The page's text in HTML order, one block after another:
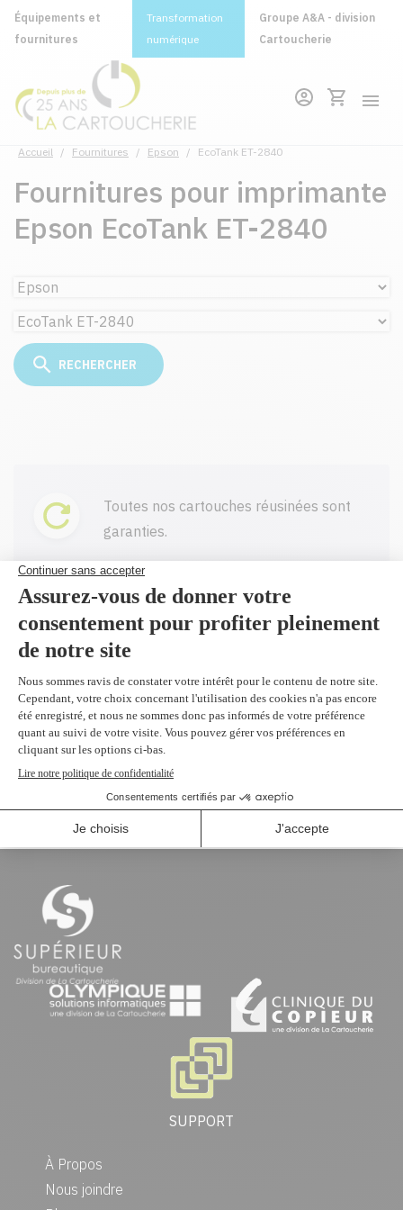
Équipements et
fournitures
Transformation
numérique
Groupe A&A - division
Cartoucherie
Accueil / Fournitures / Epson / EcoTank ET-2840
Fournitures pour imprimante
Epson EcoTank ET-2840
Toutes nos cartouches réusinées sont
garanties.
Livraison gratuite sur tout achat de
100$ CAD et plus avant taxes.
Profitez d'un rabais à l'achat de 2
produits identiques et plus.
SUPPORT
À Propos
Nous joindre